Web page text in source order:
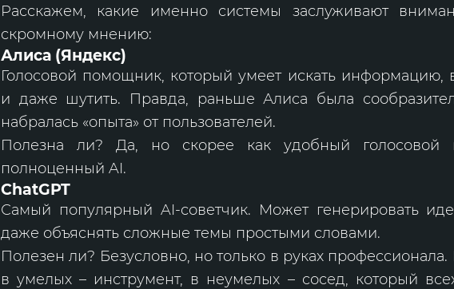
Расскажем, какие именно системы заслуживают
скромному мнению:
Алиса (Яндекс)
Голосовой помощник, который умеет искать информацию,
и даже шутить. Правда, раньше Алиса была
набралась «опыта» от пользователей.
Полезна ли? Да, но скорее как удобный голосовой
полноценный AI.
ChatGPT
Самый популярный AI-советчик. Может генерировать
даже объяснять сложные темы простыми словами.
Полезен ли? Безусловно, но только в руках
в умелых – инструмент, в неумелых – сосед, который